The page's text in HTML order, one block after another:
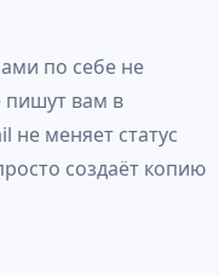
по себе не
вам в
не меняет статус
создаёт копию